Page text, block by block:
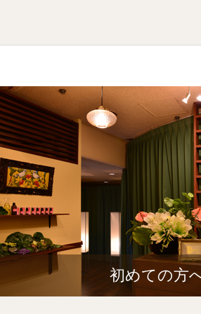
初めての方